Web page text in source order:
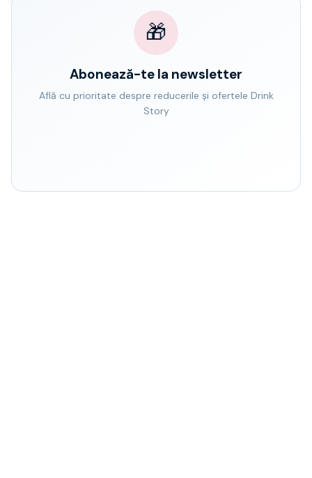
🎁
Abonează-te la newsletter
Află cu prioritate despre reducerile și ofertele Drink
Story